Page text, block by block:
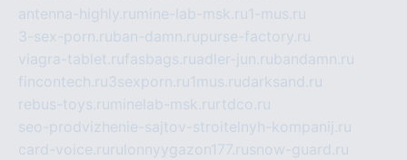
antenna-highly.ru mine-lab-msk.ru1-mus.ru
3-sex-porn.ruban-damn.rupurse-factory.ru
viagra-tablet.rufasbags.ruadler-jun.rubandamn.ru
fincontech.ru3sexporn.ru1mus.rudarksand.ru
rebus-toys.ru minelab-msk.ru rtdco.ru
seo-prodvizhenie-sajtov-stroitelnyh-kompanij.ru
card-voice.ru rulonnyygazon177.rusnow-guard.ru